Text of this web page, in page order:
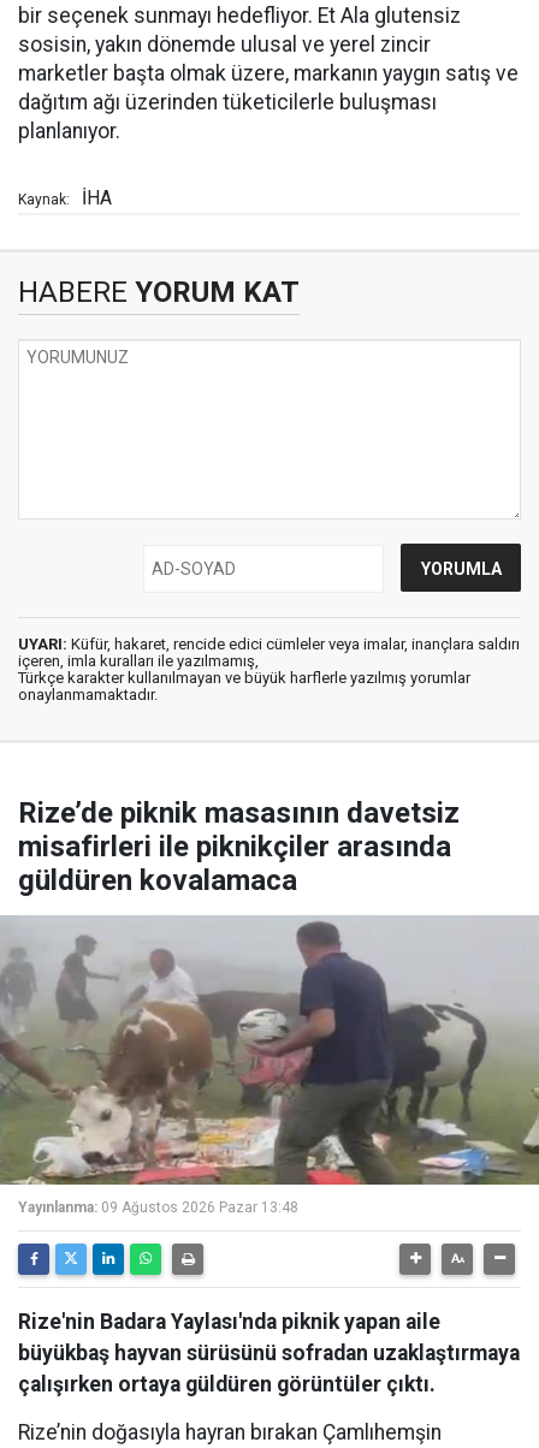
bir seçenek sunmayı hedefliyor. Et Ala glutensiz
sosisin, yakın dönemde ulusal ve yerel zincir
marketler başta olmak üzere, markanın yaygın satış ve
dağıtım ağı üzerinden tüketicilerle buluşması
planlanıyor.
Kaynak: İHA
HABERE YORUM KAT
UYARI: Küfür, hakaret, rencide edici cümleler veya imalar, inançlara saldırı
içeren, imla kuralları ile yazılmamış,
Türkçe karakter kullanılmayan ve büyük harflerle yazılmış yorumlar
onaylanmamaktadır.
Rize’de piknik masasının davetsiz
misafirleri ile piknikçiler arasında
güldüren kovalamaca
Yayınlanma: 09 Ağustos 2026 Pazar 13:48
Rize'nin Badara Yaylası'nda piknik yapan aile
büyükbaş hayvan sürüsünü sofradan uzaklaştırmaya
çalışırken ortaya güldüren görüntüler çıktı.
Rize’nin doğasıyla hayran bırakan Çamlıhemşin